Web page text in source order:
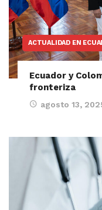
ACTUALIDAD EN
Ecuador y
fronteriza
agosto 13,